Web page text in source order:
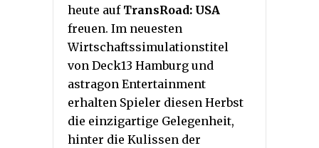
heute auf TransRoad: USA
freuen. Im neuesten
Wirtschaftssimulationstitel
von Deck13 Hamburg und
astragon Entertainment
erhalten Spieler diesen Herbst
die einzigartige Gelegenheit,
hinter die Kulissen der